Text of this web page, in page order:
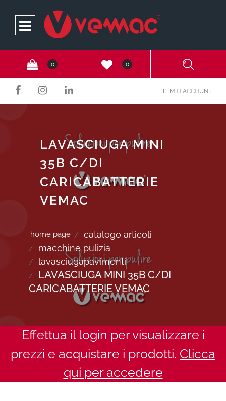
Open
0 0
IL MIO ACCOUNT
LAVASCIUGA MINI
35B C/DI
CARICABATTERIE
VEMAC
home page
catalogo articoli
macchine pulizia
lavasciugapavimenti
LAVASCIUGA MINI 35B C/DI
CARICABATTERIE VEMAC
Effettua il login per visualizzare i
prezzi e acquistare i prodotti. Clicca
qui per accedere